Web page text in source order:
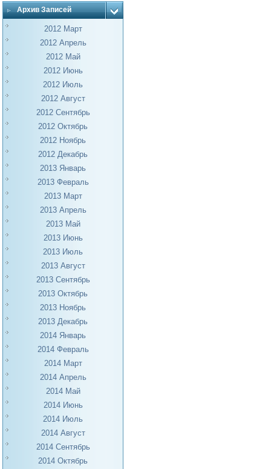
Архив Записей
2012 Март
2012 Апрель
2012 Май
2012 Июнь
2012 Июль
2012 Август
2012 Сентябрь
2012 Октябрь
2012 Ноябрь
2012 Декабрь
2013 Январь
2013 Февраль
2013 Март
2013 Апрель
2013 Май
2013 Июнь
2013 Июль
2013 Август
2013 Сентябрь
2013 Октябрь
2013 Ноябрь
2013 Декабрь
2014 Январь
2014 Февраль
2014 Март
2014 Апрель
2014 Май
2014 Июнь
2014 Июль
2014 Август
2014 Сентябрь
2014 Октябрь